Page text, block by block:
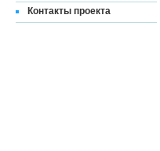
Контакты проекта